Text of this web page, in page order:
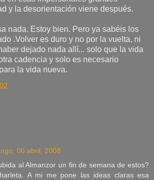
y la desorientación viene después.
nada. Estoy bien. Pero ya sabéis los
.Volver es duro y no por la vuelta, ni
dejado nada allí... solo que la vida
cadencia y solo es necesario
la vida nueva.
06 abril, 2008
al Almanzor un fin de semana de estos?
A mi me pone las ideas claras esa